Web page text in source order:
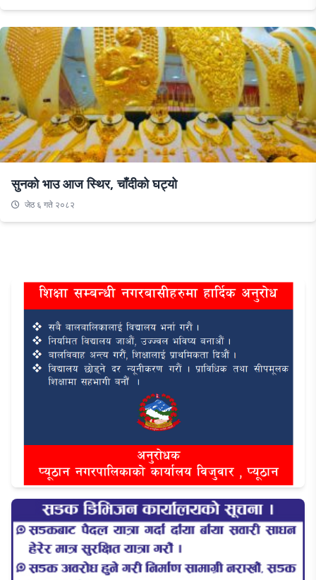
सुनको भाउ आज स्थिर, चाँदीको घट्यो
जेठ ६ गते २०८२